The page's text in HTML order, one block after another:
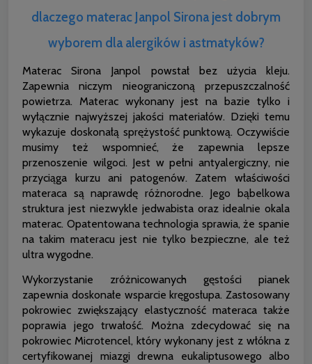
dlaczego materac Janpol Sirona jest dobrym
wyborem dla alergików i astmatyków?
Materac Sirona Janpol powstał bez użycia kleju.
Zapewnia niczym nieograniczoną przepuszczalność
powietrza. Materac wykonany jest na bazie tylko i
wyłącznie najwyższej jakości materiałów. Dzięki temu
wykazuje doskonałą sprężystość punktową. Oczywiście
musimy też wspomnieć, że zapewnia lepsze
przenoszenie wilgoci. Jest w pełni antyalergiczny, nie
przyciąga kurzu ani patogenów. Zatem właściwości
materaca są naprawdę różnorodne. Jego bąbelkowa
struktura jest niezwykle jedwabista oraz idealnie okala
materac. Opatentowana technologia sprawia, że spanie
na takim materacu jest nie tylko bezpieczne, ale też
ultra wygodne.
Wykorzystanie zróżnicowanych gęstości pianek
zapewnia doskonałe wsparcie kręgosłupa. Zastosowany
pokrowiec zwiększający elastyczność materaca także
poprawia jego trwałość. Można zdecydować się na
pokrowiec Microtencel, który wykonany jest z włókna z
certyfikowanej miazgi drewna eukaliptusowego albo